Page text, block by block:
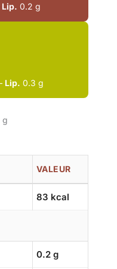
Lip. 0.2 g
Lip. 0.3 g
g
VALEUR
83 kcal
0.2 g